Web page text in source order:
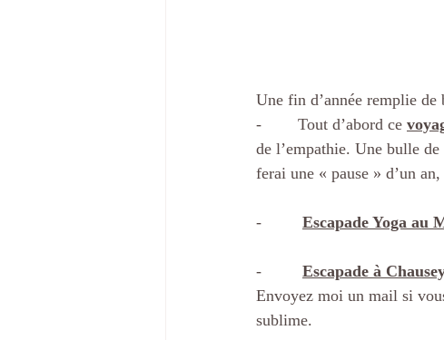
Une fin d’année remplie
-        Tout d’abord ce
de l’empathie. Une bulle
ferai une « pause » d’un
- Escapade Yoga au
- Escapade à
Envoyez moi un mail si
sublime.